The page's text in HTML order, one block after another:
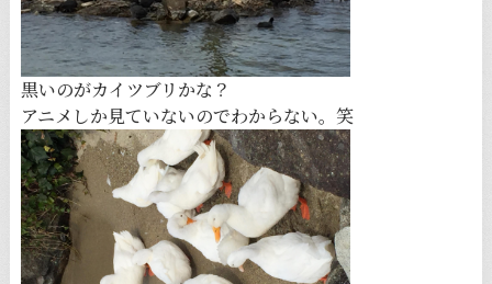
黒いのがカイツブリかな？
アニメしか見ていないのでわからない。笑